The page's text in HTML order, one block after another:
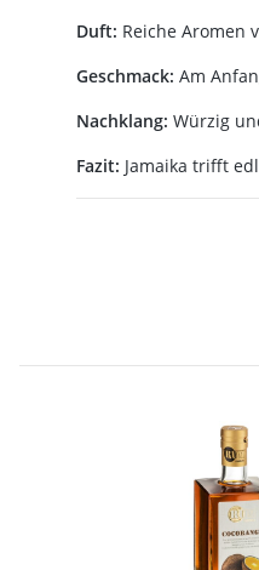
Duft: Reiche Aromen
Geschmack: Am
Nachklang: Würzig
Fazit: Jamaika trifft